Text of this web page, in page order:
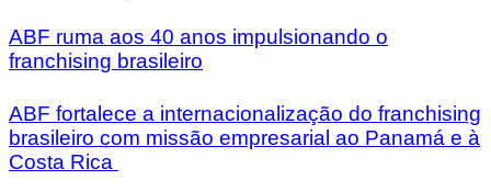
ABF ruma aos 40 anos impulsionando o
franchising brasileiro
ABF fortalece a internacionalização do franchising
brasileiro com missão empresarial ao Panamá e à
Costa Rica